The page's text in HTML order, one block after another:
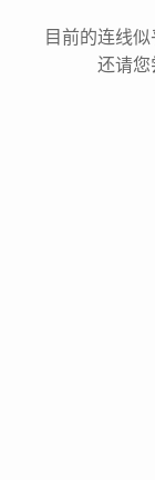
目前的连线
还请您